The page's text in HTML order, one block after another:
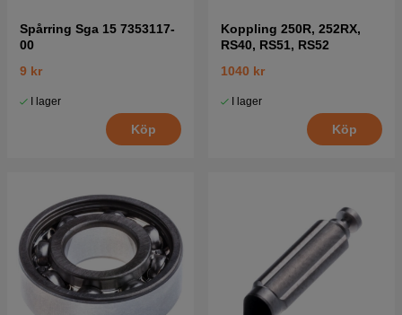
Spårring Sga 15 7353117-
00
9 kr
I lager
Köp
Koppling 250R, 252RX,
RS40, RS51, RS52
1040 kr
I lager
Köp